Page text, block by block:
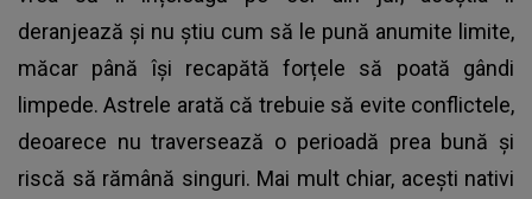
deranjează și nu știu cum să le pună anumite limite,
măcar până își recapătă forțele să poată gândi
limpede. Astrele arată că trebuie să evite conflictele,
deoarece nu traversează o perioadă prea bună și
riscă să rămână singuri. Mai mult chiar, acești nativi